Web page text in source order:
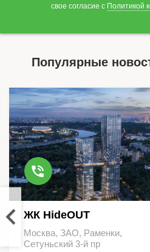
свое согласие с Политикой
Популярные
ЖК HideOUT
Москва, ЗАО, Раменки,
Сетуньский 3-й пр